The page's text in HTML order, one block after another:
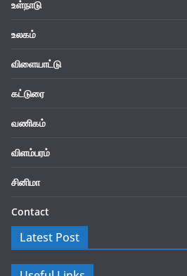
உள்நாடு
உலகம்
விளையாட்டு
கட்டுரை
வணிகம்
விளம்பரம்
சினிமா
Contact
Latest Post